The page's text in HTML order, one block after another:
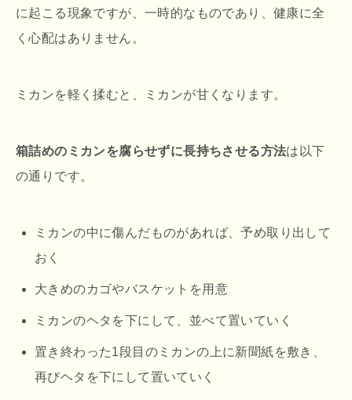
に起こる現象ですが、一時的なものであり、健康に全
く心配はありません。
ミカンを軽く揉むと、ミカンが甘くなります。
箱詰めのミカンを腐らせずに長持ちさせる方法は以下
の通りです。
ミカンの中に傷んだものがあれば、予め取り出して
おく
大きめのカゴやバスケットを用意
ミカンのヘタを下にして、並べて置いていく
置き終わった1段目のミカンの上に新聞紙を敷き、
再びヘタを下にして置いていく